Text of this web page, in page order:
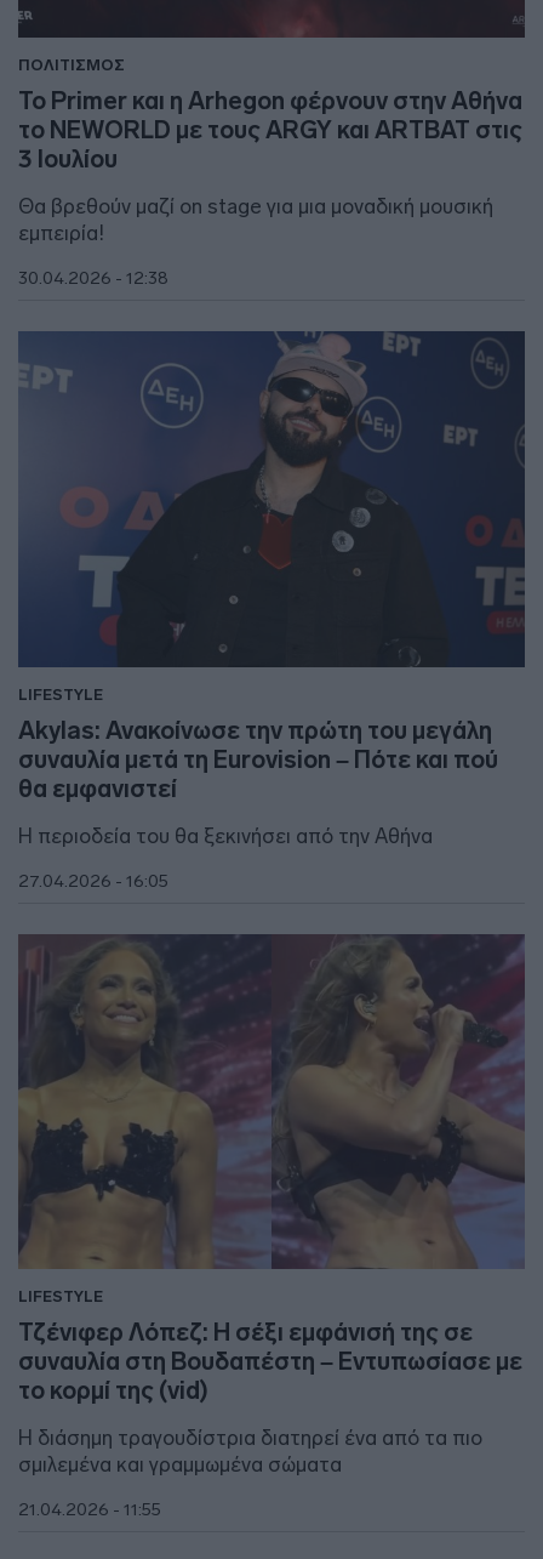
ΠΟΛΙΤΙΣΜΟΣ
Το Primer και η Arhegon φέρνουν στην Αθήνα
το NEWORLD με τους ARGY και ARTBAT στις
3 Ιουλίου
Θα βρεθούν μαζί on stage για μια μοναδική μουσική
εμπειρία!
30.04.2026 - 12:38
LIFESTYLE
Akylas: Ανακοίνωσε την πρώτη του μεγάλη
συναυλία μετά τη Eurovision – Πότε και πού
θα εμφανιστεί
Η περιοδεία του θα ξεκινήσει από την Αθήνα
27.04.2026 - 16:05
LIFESTYLE
Τζένιφερ Λόπεζ: H σέξι εμφάνισή της σε
συναυλία στη Βουδαπέστη – Εντυπωσίασε με
το κορμί της (vid)
Η διάσημη τραγουδίστρια διατηρεί ένα από τα πιο
σμιλεμένα και γραμμωμένα σώματα
21.04.2026 - 11:55